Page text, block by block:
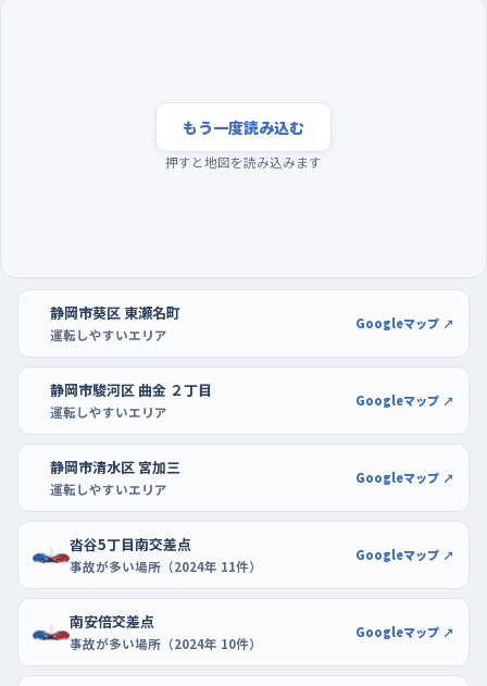
もう一度読み込む
押すと地図を読み込みます
静岡市葵区 東瀬名町
運転しやすいエリア
Googleマップ ↗
静岡市駿河区 曲金 ２丁目
運転しやすいエリア
Googleマップ ↗
静岡市清水区 宮加三
運転しやすいエリア
Googleマップ ↗
沓谷5丁目南交差点
事故が多い場所（2024年 11件）
Googleマップ ↗
南安倍交差点
事故が多い場所（2024年 10件）
Googleマップ ↗